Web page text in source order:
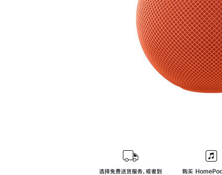
选择免费送货服务，或者到
购买